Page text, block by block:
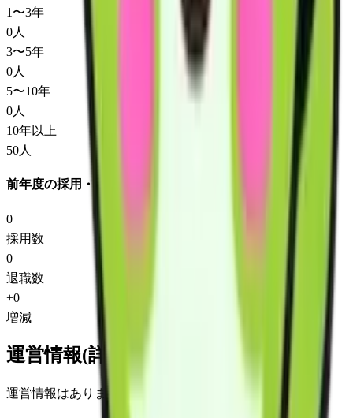
1〜3年
0人
3〜5年
0人
5〜10年
0人
10年以上
50人
前年度の採用・退職
0
採用数
0
退職数
+0
増減
運営情報(詳細)
運営情報はありません